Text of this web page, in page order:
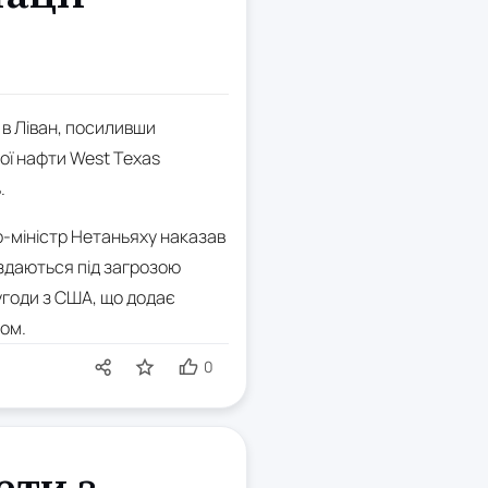
в Ліван, посиливши
нафти West Texas
міністр Нетаньяху наказав
під загрозою
з США, що додає
0